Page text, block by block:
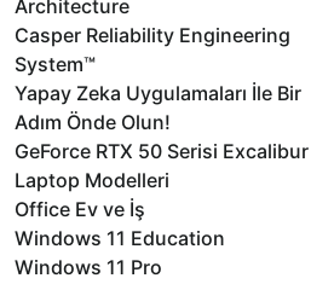
Architecture
Casper Reliability Engineering
System™
Yapay Zeka Uygulamaları İle Bir
Adım Önde Olun!
GeForce RTX 50 Serisi Excalibur
Laptop Modelleri
Office Ev ve İş
Windows 11 Education
Windows 11 Pro